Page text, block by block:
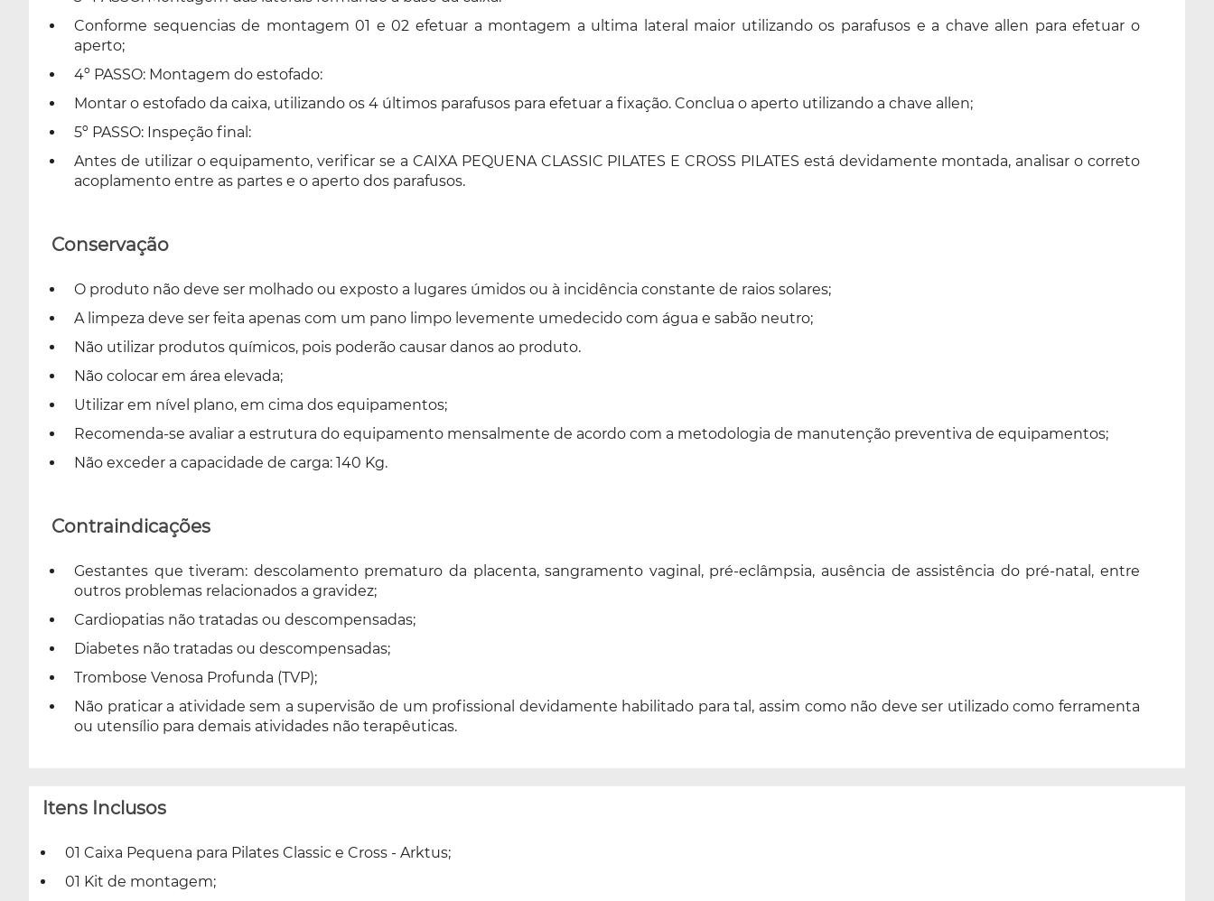
Conforme sequencias de montagem 01 e 02 efetuar a montagem a ultima lateral maior utilizando os parafusos e a chave allen para efetuar o
aperto;
4º PASSO: Montagem do estofado:
Montar o estofado da caixa, utilizando os 4 últimos parafusos para efetuar a fixação. Conclua o aperto utilizando a chave allen;
5º PASSO: Inspeção final:
Antes de utilizar o equipamento, verificar se a CAIXA PEQUENA CLASSIC PILATES E CROSS PILATES está devidamente montada, analisar o correto
acoplamento entre as partes e o aperto dos parafusos.
Conservação
O produto não deve ser molhado ou exposto a lugares úmidos ou à incidência constante de raios solares;
A limpeza deve ser feita apenas com um pano limpo levemente umedecido com água e sabão neutro;
Não utilizar produtos químicos, pois poderão causar danos ao produto.
Não colocar em área elevada;
Utilizar em nível plano, em cima dos equipamentos;
Recomenda-se avaliar a estrutura do equipamento mensalmente de acordo com a metodologia de manutenção preventiva de equipamentos;
Não exceder a capacidade de carga: 140 Kg.
Contraindicações
Gestantes que tiveram: descolamento prematuro da placenta, sangramento vaginal, pré-eclâmpsia, ausência de assistência do pré-natal, entre
outros problemas relacionados a gravidez;
Cardiopatias não tratadas ou descompensadas;
Diabetes não tratadas ou descompensadas;
Trombose Venosa Profunda (TVP);
Não praticar a atividade sem a supervisão de um profissional devidamente habilitado para tal, assim como não deve ser utilizado como ferramenta
ou utensílio para demais atividades não terapêuticas.
Itens Inclusos
01 Caixa Pequena para Pilates Classic e Cross - Arktus;
01 Kit de montagem;